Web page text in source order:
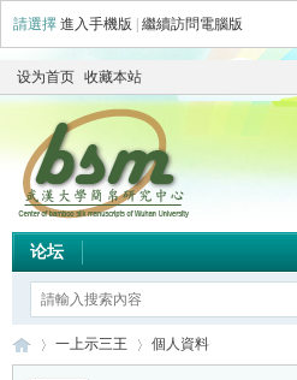
請選擇 進入手機版 繼續訪問電腦版
设为首页 收藏本站
论坛
一上示三王 個人資料